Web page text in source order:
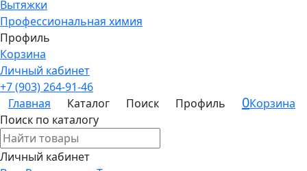
Вытяжки
Профессиональная химия
Профиль
Корзина
Личный кабинет
+7 (903) 264-91-46
Главная
Каталог Поиск Профиль 0Корзина
Поиск по каталогу
Личный кабинет